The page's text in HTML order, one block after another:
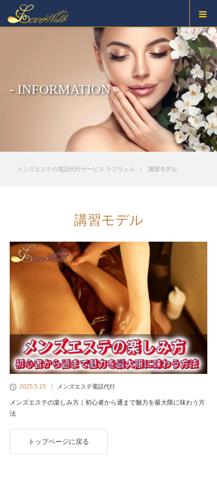
- INFORMATION -
メンズエステの電話代行サービス ラブウェル 講習モデル
講習モデル
2025.5.15 メンズエステ電話代行
メンズエステの楽しみ方｜初心者から通まで魅力を最大限に味わう方
法
トップページに戻る